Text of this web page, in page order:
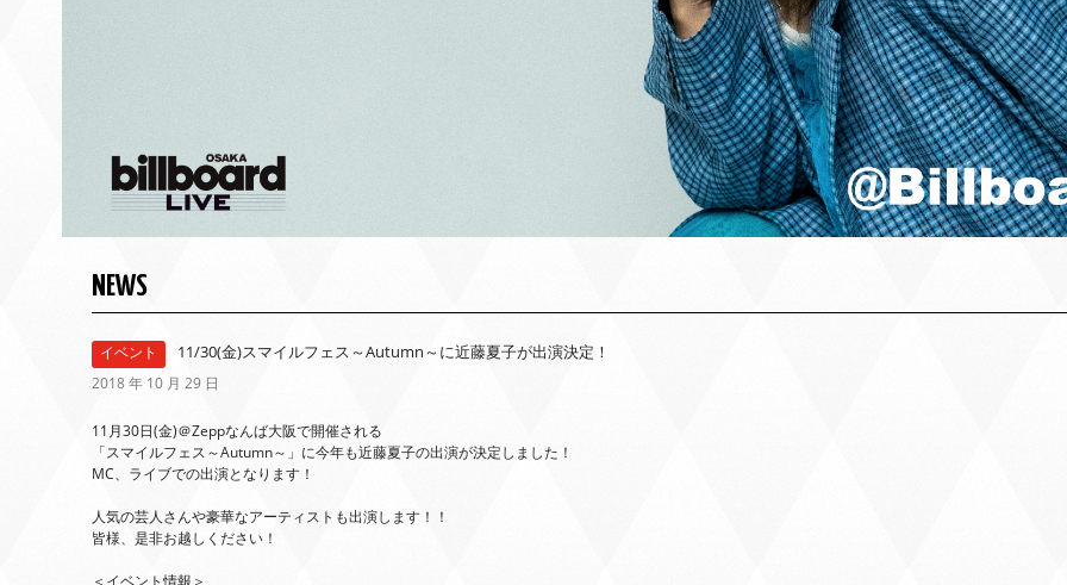
NEWS
イベント 11/30(金)スマイルフェス～Autumn～に近藤夏子が出演決定！
2018 年 10 月 29 日
11月30日(金)＠Zeppなんば大阪で開催される
「スマイルフェス～Autumn～」に今年も近藤夏子の出演が決定しました！
MC、ライブでの出演となります！
人気の芸人さんや豪華なアーティストも出演します！！
皆様、是非お越しください！
＜イベント情報＞